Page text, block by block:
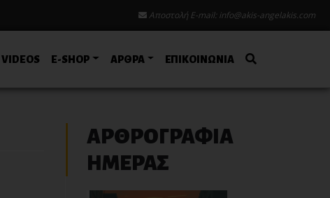
Αποστολή E-mail: info@akis-angelakis.com
VIDEOS E-SHOP ΑΡΘΡΑ ΕΠΙΚΟΙΝΩΝΙΑ
ΑΡΘΡΟΓΡΑΦΙΑ
ΗΜΕΡΑΣ